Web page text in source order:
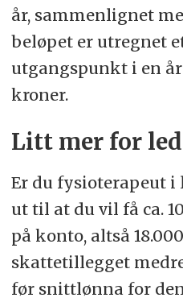
år, sammenlignet
beløpet er utregnet
utgangspunkt i en
kroner.
Litt mer for
Er du fysioterapeut
ut til at du vil få ca.
på konto, altså
skattetillegget
før snittlønna for